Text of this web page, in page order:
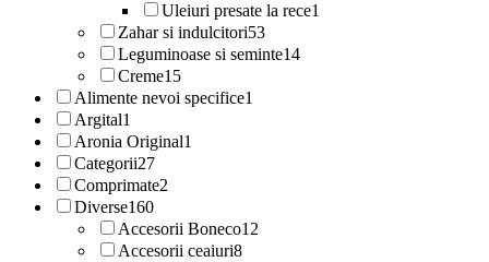
Uleiuri presate la rece1
Zahar si indulcitori53
Leguminoase si seminte14
Creme15
Alimente nevoi specifice1
Argital1
Aronia Original1
Categorii27
Comprimate2
Diverse160
Accesorii Boneco12
Accesorii ceaiuri8